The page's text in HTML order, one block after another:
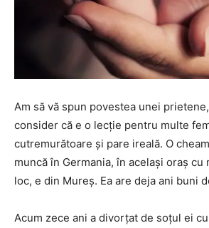
Am să vă spun povestea unei
consider că e o lecţie pentru multe
cutremurătoare şi pare ireală. O
muncă în Germania, în acelaşi oraş cu
loc, e din Mureş. Ea are deja ani buni
Acum zece ani a divorţat de soţul ei